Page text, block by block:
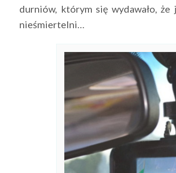
durniów, którym się wydawało,
nieśmiertelni…